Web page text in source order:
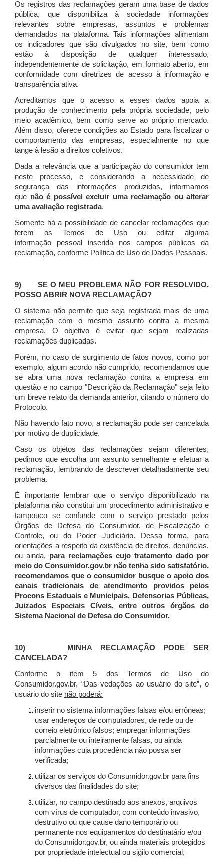
Os registros das reclamações geram uma base de dados
pública, que disponibiliza à sociedade informações
relevantes sobre empresas, assuntos e problemas
demandados na plataforma. Tais informações alimentam
os indicadores que são divulgados no site, bem como
estão à disposição de qualquer interessado,
independentemente de solicitação, em formato aberto, em
conformidade com diretrizes de acesso à informação e
transparência ativa.
Acreditamos que o acesso a esses dados apoia a
produção de conhecimento pela própria sociedade, pelo
meio acadêmico, bem como serve ao próprio mercado.
Além disso, oferece condições ao Estado para fiscalizar o
comportamento das empresas, especialmente no que
tange à lesão a direitos coletivos.
Dada a relevância que a participação do consumidor tem
neste processo, e considerando a necessidade de
segurança das informações produzidas, informamos
que não é possível excluir uma reclamação ou alterar
uma avaliação registrada.
Somente há a possibilidade de cancelar reclamações que
ferem os Temos de Uso ou editar alguma
informação pessoal inserida nos campos públicos da
reclamação, conforme Política de Uso de Dados Pessoais.
9) SE O MEU PROBLEMA NÃO FOR RESOLVIDO,
POSSO ABRIR NOVA RECLAMAÇÃO?
O sistema não permite que seja registrada mais de uma
reclamação com o mesmo assunto contra a mesma
empresa. O objetivo é evitar que sejam realizadas
reclamações duplicadas.
Porém, no caso de surgimento de fatos novos, como por
exemplo, algum acordo não cumprido, recomendamos que
se abra uma nova reclamação contra a empresa em
questão e no campo "Descrição da Reclamação" seja feito
um breve relato da demanda anterior, citando o número do
Protocolo.
Não havendo fato novo, a reclamação pode ser cancelada
por motivo de duplicidade.
Caso os objetos das reclamações sejam diferentes,
pedimos que escolha um assunto semelhante e efetuar a
reclamação, lembrando de descrever detalhadamente seu
problema.
É importante lembrar que o serviço disponibilizado na
plataforma não constitui um procedimento administrativo e
tampouco se confunde com o serviço prestado pelos
Órgãos de Defesa do Consumidor, de Fiscalização e
Controle, ou do Poder Judiciário. Dessa forma, para
orientações a respeito da existência de direitos, denúncias,
ou ainda, para reclamações cujo tratamento dado por
meio do Consumidor.gov.br não tenha sido satisfatório,
recomendamos que o consumidor busque o apoio dos
canais tradicionais de atendimento providos pelos
Procons Estaduais e Municipais, Defensorias Públicas,
Juizados Especiais Cíveis, entre outros órgãos do
Sistema Nacional de Defesa do Consumidor.
10)
MINHA RECLAMAÇÃO PODE SER
CANCELADA?
Conforme o item 5 dos Termos de Uso do
Consumidor.gov.br, “Das vedações ao usuário do site”, o
usuário do site não poderá:
inserir no sistema informações falsas e/ou errôneas;
usar endereços de computadores, de rede ou de
correio eletrônico falsos; empregar informações
parcialmente ou inteiramente falsas, ou ainda
informações cuja procedência não possa ser
verificada;
utilizar os serviços do Consumidor.gov.br para fins
diversos das finalidades do site;
utilizar, no campo destinado aos anexos, arquivos
com vírus de computador, com conteúdo invasivo,
destrutivo ou que cause dano temporário ou
permanente nos equipamentos do destinatário e/ou
do Consumidor.gov.br, ou ainda materiais protegidos
por propriedade intelectual ou sigilo comercial,